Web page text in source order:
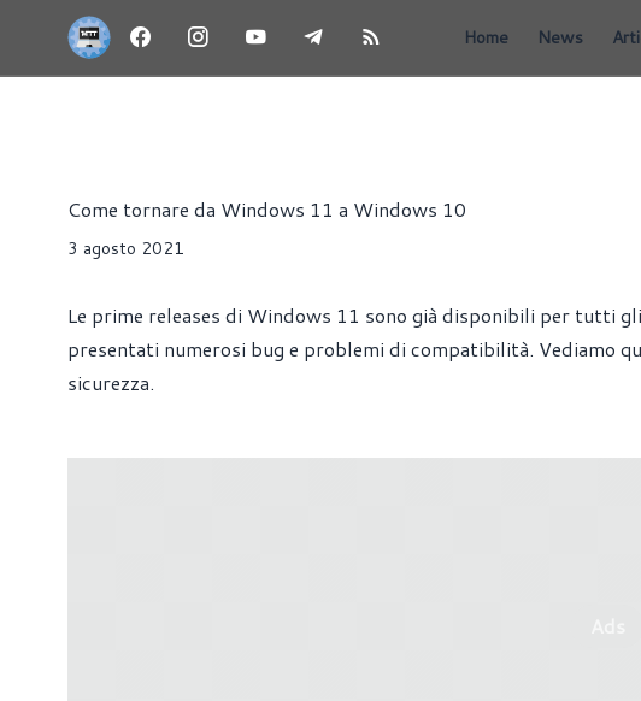
Home News
Come tornare da Windows 11 a Windows 10
3 agosto 2021
Le prime releases di Windows 11 sono già disponibili per tutti
presentati numerosi bug e problemi di compatibilità. Vediamo
sicurezza.